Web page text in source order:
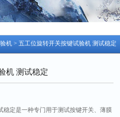
机 > 五工位旋转开关按键试验机 测试稳定
机 测试稳定
稳定是一种专门用于测试按键开关、薄膜